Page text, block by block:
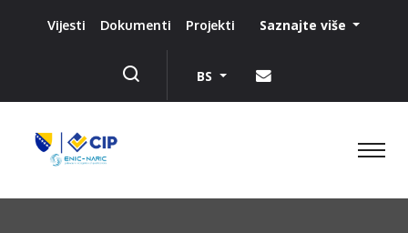
Vijesti Dokumenti Projekti Saznajte više
BS